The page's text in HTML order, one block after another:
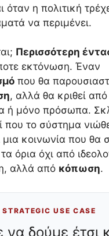
όταν η πολιτική
να περιμένει.
Περισσότερη
εκτόνωση. Έναν
που θα
, αλλά θα κριθεί
ή μόνο πρόσωπα.
που το σύστημα
μια κοινωνία που θα
όρια όχι από
αλλά από κόπωση.
STRATEGIC USE CASE
να δούμε έτσι